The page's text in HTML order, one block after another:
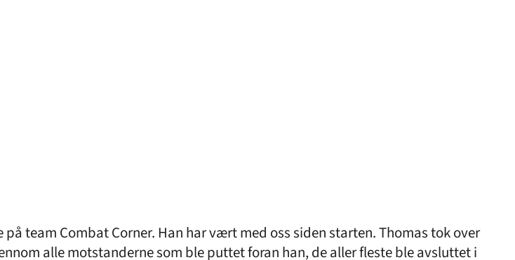
på team Combat Corner. Han har vært med oss siden starten. Thomas tok over
alle motstanderne som ble puttet foran han, de aller fleste ble avsluttet i